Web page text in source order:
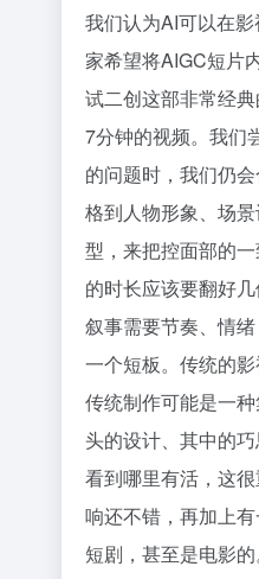
我们认为AI可以在
家希望将AIGC短片
试二创这部非常经
7分钟的视频。我们
的问题时，我们仍
格到人物形象、场
型，来把控面部的
的时长应该要翻好
叙事需要节奏、情
一个短板。传统的
传统制作可能是一
头的设计、其中的
看到哪里有活，这
响还不错，再加上
短剧，甚至是电影